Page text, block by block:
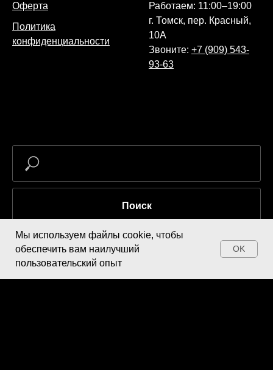
Оферта
Политика
конфиденциальности
Работаем: 11:00–19:00
г. Томск, пер. Красный,
10А
Звоните: +7 (909) 543-
93-63
Поиск
Мы используем файлы cookie, чтобы
обеспечить вам наилучший
пользовательский опыт
OK